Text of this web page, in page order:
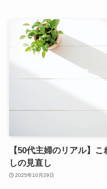
【50代主婦のリアル】
しの見直し
2025年10月29日